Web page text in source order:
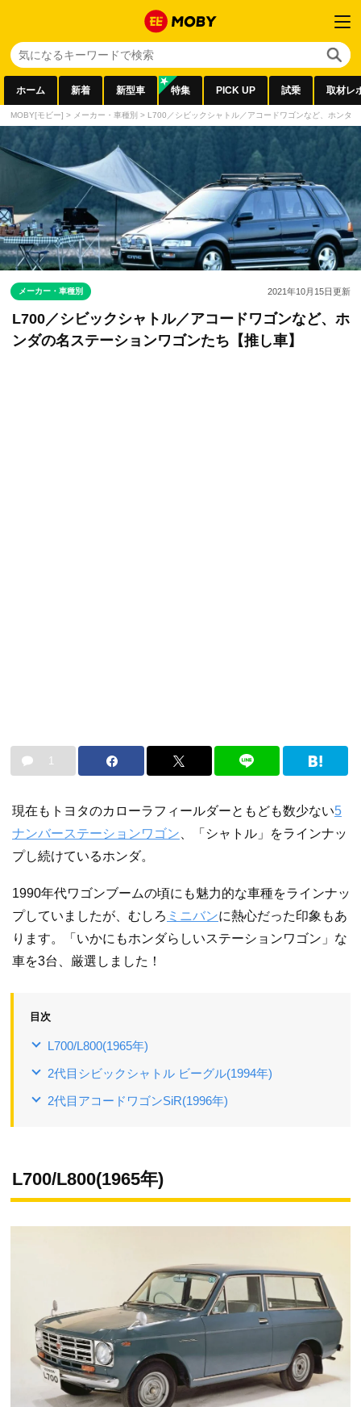
ホーム 新着 新型車 特集 PICK UP 試乗 取材レ
MOBY[モビー] > メーカー・車種別 > L700／シビックシャトル／アコードワゴンなど、ホンダ
メーカー・車種別 2021年10月15日更新
L700／シビックシャトル／アコードワゴンなど、ホ
ンダの名ステーションワゴンたち【推し車】
1
現在もトヨタのカローラフィールダーともども数少ない5
ナンバーステーションワゴン 、「シャトル」をラインナッ
プし続けているホンダ。
1990年代ワゴンブームの頃にも魅力的な車種をラインナッ
プしていましたが、むしろ ミニバンに熱心だった印象もあ
ります。「いかにもホンダらしいステーションワゴン」な
車を3台、厳選しました！
目次
L700/L800(1965年)
2代目シビックシャトル ビーグル(1994年)
2代目アコードワゴンSiR(1996年)
L700/L800(1965年)